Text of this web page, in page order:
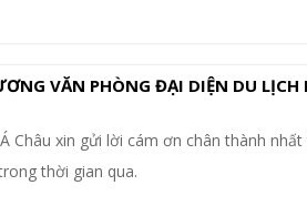
VĂN PHÒNG ĐẠI DIỆN DU LỊCH
Châu xin gửi lời cám ơn chân thành
thời gian qua.